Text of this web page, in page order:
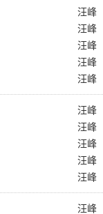
汪峰
汪峰
汪峰
汪峰
汪峰
汪峰
汪峰
汪峰
汪峰
汪峰
汪峰